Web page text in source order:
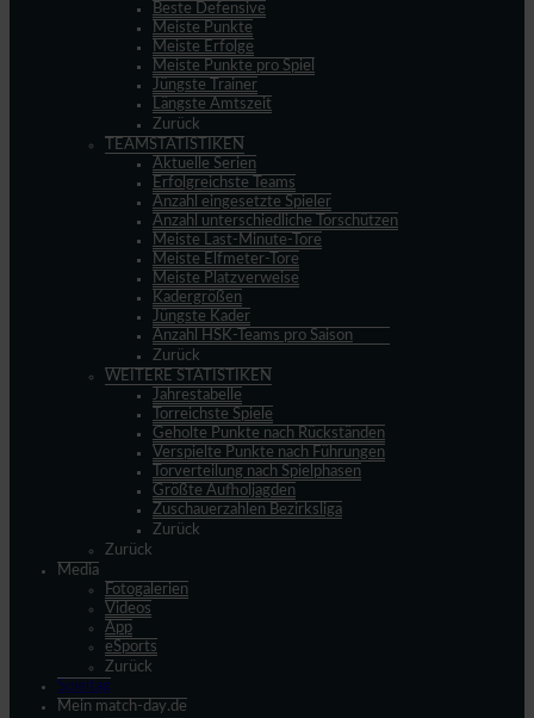
Beste Defensive
Meiste Punkte
Meiste Erfolge
Meiste Punkte pro Spiel
Jüngste Trainer
Längste Amtszeit
Zurück
TEAMSTATISTIKEN
Aktuelle Serien
Erfolgreichste Teams
Anzahl eingesetzte Spieler
Anzahl unterschiedliche Torschützen
Meiste Last-Minute-Tore
Meiste Elfmeter-Tore
Meiste Platzverweise
Kadergrößen
Jüngste Kader
Anzahl HSK-Teams pro Saison
Zurück
WEITERE STATISTIKEN
Jahrestabelle
Torreichste Spiele
Geholte Punkte nach Rückständen
Verspielte Punkte nach Führungen
Torverteilung nach Spielphasen
Größte Aufholjagden
Zuschauerzahlen Bezirksliga
Zurück
Zurück
Media
Fotogalerien
Videos
App
eSports
Zurück
Spieltag
Mein match-day.de